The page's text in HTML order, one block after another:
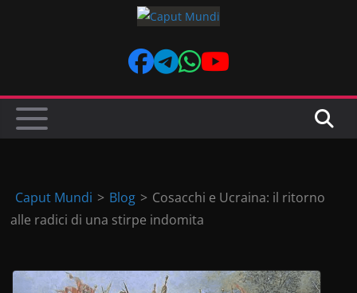
Caput Mundi > Blog > Cosacchi e Ucraina: il ritorno
alle radici di una stirpe indomita